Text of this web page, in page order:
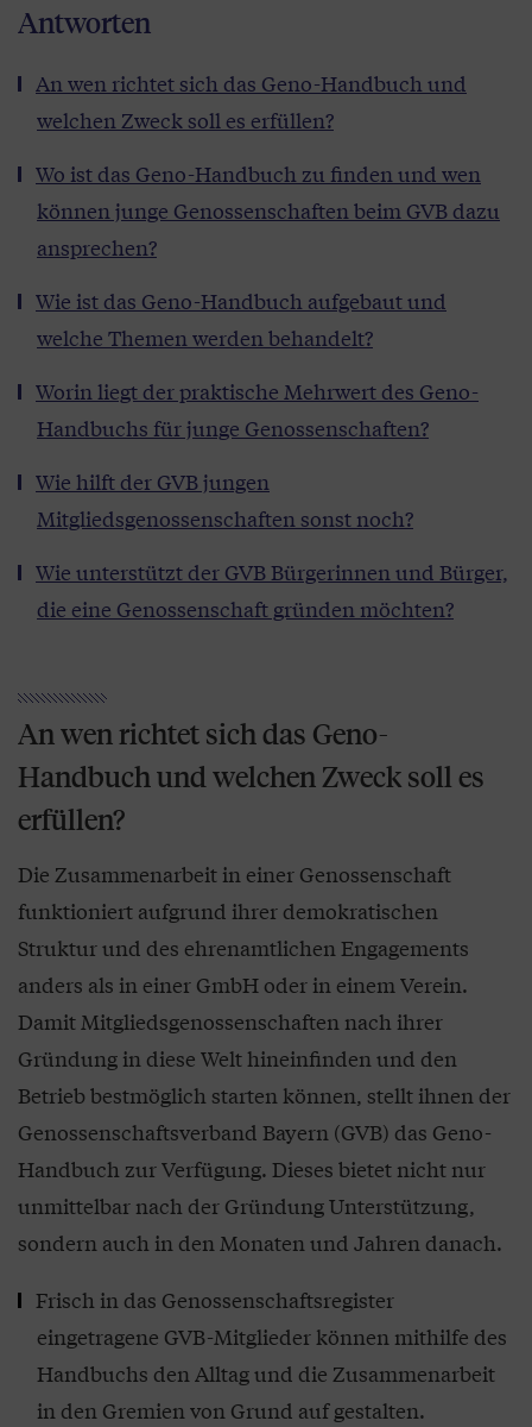
Antworten
An wen richtet sich das Geno-Handbuch und
welchen Zweck soll es erfüllen?
Wo ist das Geno-Handbuch zu finden und wen
können junge Genossenschaften beim GVB dazu
ansprechen?
Wie ist das Geno-Handbuch aufgebaut und
welche Themen werden behandelt?
Worin liegt der praktische Mehrwert des Geno-
Handbuchs für junge Genossenschaften?
Wie hilft der GVB jungen
Mitgliedsgenossenschaften sonst noch?
Wie unterstützt der GVB Bürgerinnen und Bürger,
die eine Genossenschaft gründen möchten?
An wen richtet sich das Geno-
Handbuch und welchen Zweck soll es
erfüllen?
Die Zusammenarbeit in einer Genossenschaft
funktioniert aufgrund ihrer demokratischen
Struktur und des ehrenamtlichen Engagements
anders als in einer GmbH oder in einem Verein.
Damit Mitgliedsgenossenschaften nach ihrer
Gründung in diese Welt hineinfinden und den
Betrieb bestmöglich starten können, stellt ihnen der
Genossenschaftsverband Bayern (GVB) das Geno-
Handbuch zur Verfügung. Dieses bietet nicht nur
unmittelbar nach der Gründung Unterstützung,
sondern auch in den Monaten und Jahren danach.
Frisch in das Genossenschaftsregister
eingetragene GVB-Mitglieder können mithilfe des
Handbuchs den Alltag und die Zusammenarbeit
in den Gremien von Grund auf gestalten.